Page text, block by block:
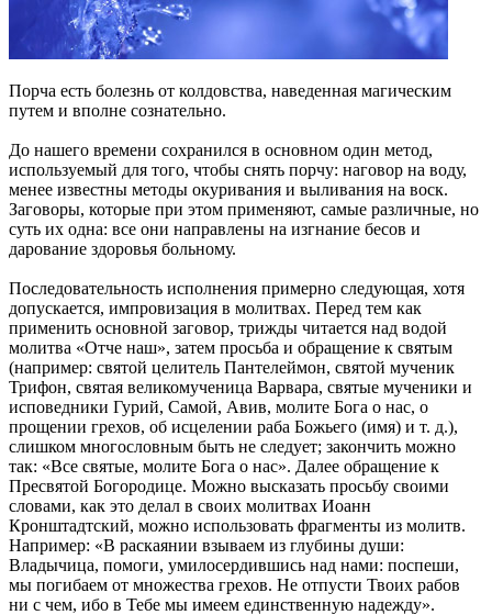
Порча есть болезнь от колдовства, наведенная магическим
путем и вполне сознательно.
До нашего времени сохранился в основном один метод,
используемый для того, чтобы снять порчу: наговор на воду,
менее известны методы окуривания и выливания на воск.
Заговоры, которые при этом применяют, самые различные, но
суть их одна: все они направлены на изгнание бесов и
дарование здоровья больному.
Последовательность исполнения примерно следующая, хотя
допускается, импровизация в молитвах. Перед тем как
применить основной заговор, трижды читается над водой
молитва «Отче наш», затем просьба и обращение к святым
(например: святой целитель Пантелеймон, святой мученик
Трифон, святая великомученица Варвара, святые мученики и
исповедники Гурий, Самой, Авив, молите Бога о нас, о
прощении грехов, об исцелении раба Божьего (имя) и т. д.),
слишком многословным быть не следует; закончить можно
так: «Все святые, молите Бога о нас». Далее обращение к
Пресвятой Богородице. Можно высказать просьбу своими
словами, как это делал в своих молитвах Иоанн
Кронштадтский, можно использовать фрагменты из молитв.
Например: «В раскаянии взываем из глубины души:
Владычица, помоги, умилосердившись над нами: поспеши,
мы погибаем от множества грехов. Не отпусти Твоих рабов
ни с чем, ибо в Тебе мы имеем единственную надежду».